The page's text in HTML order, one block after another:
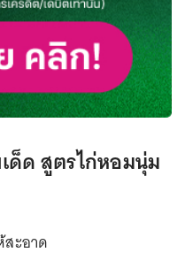
ด็ด สูตรไก่หอมนุ่ม
สะอาด